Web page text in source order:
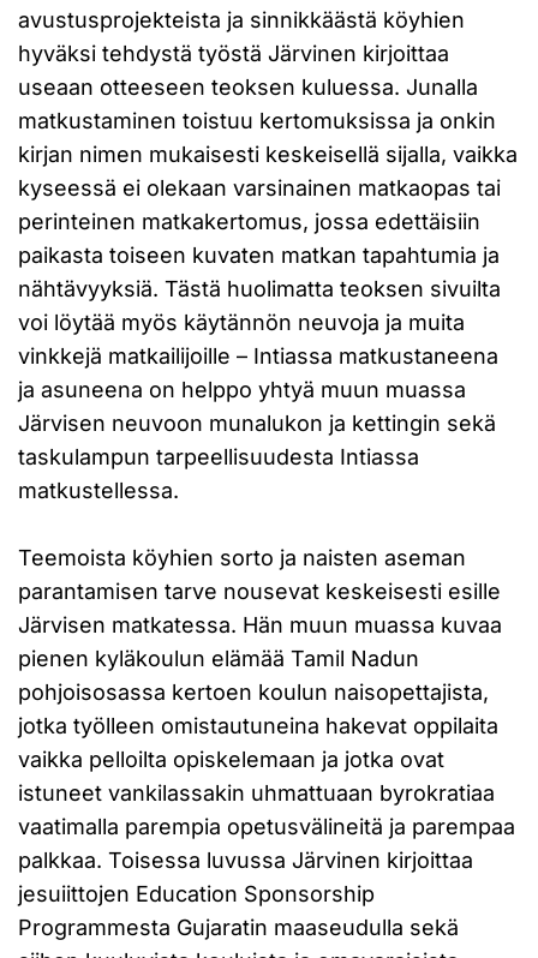
avustusprojekteista ja sinnikkäästä köyhien
hyväksi tehdystä työstä Järvinen kirjoittaa
useaan otteeseen teoksen kuluessa. Junalla
matkustaminen toistuu kertomuksissa ja onkin
kirjan nimen mukaisesti keskeisellä sijalla, vaikka
kyseessä ei olekaan varsinainen matkaopas tai
perinteinen matkakertomus, jossa edettäisiin
paikasta toiseen kuvaten matkan tapahtumia ja
nähtävyyksiä. Tästä huolimatta teoksen sivuilta
voi löytää myös käytännön neuvoja ja muita
vinkkejä matkailijoille – Intiassa matkustaneena
ja asuneena on helppo yhtyä muun muassa
Järvisen neuvoon munalukon ja kettingin sekä
taskulampun tarpeellisuudesta Intiassa
matkustellessa.
Teemoista köyhien sorto ja naisten aseman
parantamisen tarve nousevat keskeisesti esille
Järvisen matkatessa. Hän muun muassa kuvaa
pienen kyläkoulun elämää Tamil Nadun
pohjoisosassa kertoen koulun naisopettajista,
jotka työlleen omistautuneina hakevat oppilaita
vaikka pelloilta opiskelemaan ja jotka ovat
istuneet vankilassakin uhmattuaan byrokratiaa
vaatimalla parempia opetusvälineitä ja parempaa
palkkaa. Toisessa luvussa Järvinen kirjoittaa
jesuiittojen Education Sponsorship
Programmesta Gujaratin maaseudulla sekä